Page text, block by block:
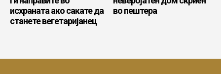
исхраната ако сакате да
станете вегетаријанец
во пештера